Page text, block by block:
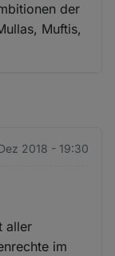
der
Muftis,
2018 - 19:30
aller
im